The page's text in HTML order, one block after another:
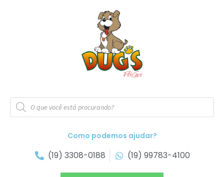
Como podemos ajudar?
(19) 3308-0188 (19) 99783-4100